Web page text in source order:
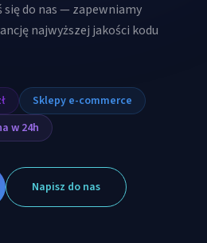
się do nas — zapewniamy
najwyższej jakości kodu
Sklepy e-commerce
w 24h
Napisz do nas